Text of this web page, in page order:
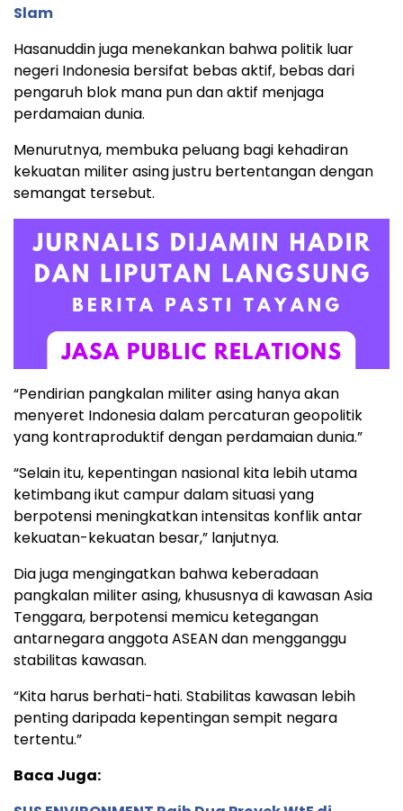
Slam
Hasanuddin juga menekankan bahwa politik luar
negeri Indonesia bersifat bebas aktif, bebas dari
pengaruh blok mana pun dan aktif menjaga
perdamaian dunia.
Menurutnya, membuka peluang bagi kehadiran
kekuatan militer asing justru bertentangan dengan
semangat tersebut.
“Pendirian pangkalan militer asing hanya akan
menyeret Indonesia dalam percaturan geopolitik
yang kontraproduktif dengan perdamaian dunia.”
“Selain itu, kepentingan nasional kita lebih utama
ketimbang ikut campur dalam situasi yang
berpotensi meningkatkan intensitas konflik antar
kekuatan-kekuatan besar,” lanjutnya.
Dia juga mengingatkan bahwa keberadaan
pangkalan militer asing, khususnya di kawasan Asia
Tenggara, berpotensi memicu ketegangan
antarnegara anggota ASEAN dan mengganggu
stabilitas kawasan.
“Kita harus berhati-hati. Stabilitas kawasan lebih
penting daripada kepentingan sempit negara
tertentu.”
Baca Juga: